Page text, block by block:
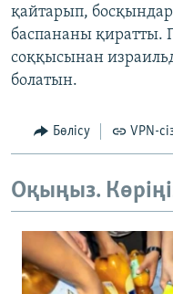
Басқа тілдерде
қайтарып, босқындар
баспананы қиратты.
соққысынан
болатын.
Бөлісу VPN-
Оқыңыз.